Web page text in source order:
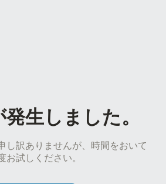
生しました。
し訳ありませんが、時間をおいて
お試しください。